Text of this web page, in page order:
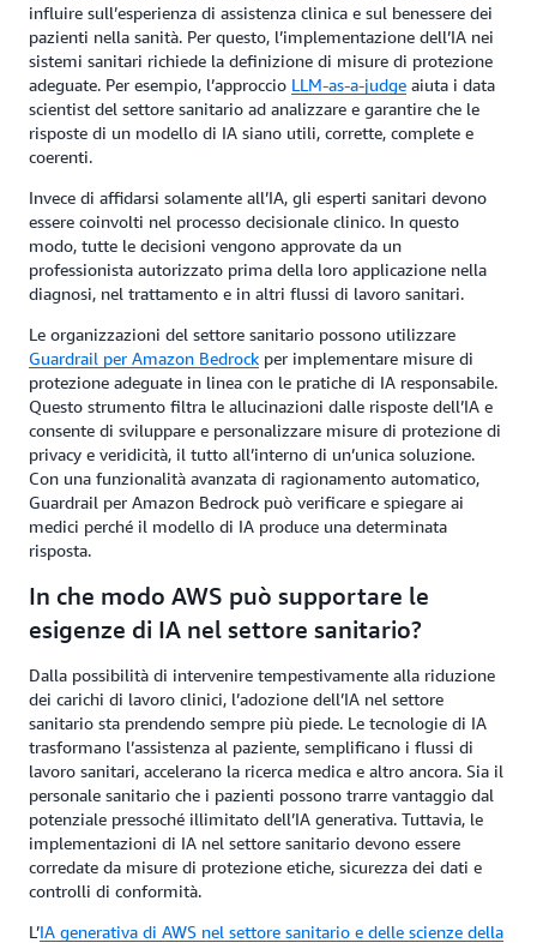
influire sull’esperienza di assistenza clinica e sul benessere dei
pazienti nella sanità. Per questo, l’implementazione dell’IA nei
sistemi sanitari richiede la definizione di misure di protezione
adeguate. Per esempio, l’approccio LLM-as-a-judge aiuta i data
scientist del settore sanitario ad analizzare e garantire che le
risposte di un modello di IA siano utili, corrette, complete e
coerenti.
Invece di affidarsi solamente all’IA, gli esperti sanitari devono
essere coinvolti nel processo decisionale clinico. In questo
modo, tutte le decisioni vengono approvate da un
professionista autorizzato prima della loro applicazione nella
diagnosi, nel trattamento e in altri flussi di lavoro sanitari.
Le organizzazioni del settore sanitario possono utilizzare
Guardrail per Amazon Bedrock per implementare misure di
protezione adeguate in linea con le pratiche di IA responsabile.
Questo strumento filtra le allucinazioni dalle risposte dell’IA e
consente di sviluppare e personalizzare misure di protezione di
privacy e veridicità, il tutto all’interno di un’unica soluzione.
Con una funzionalità avanzata di ragionamento automatico,
Guardrail per Amazon Bedrock può verificare e spiegare ai
medici perché il modello di IA produce una determinata
risposta.
In che modo AWS può supportare le
esigenze di IA nel settore sanitario?
Dalla possibilità di intervenire tempestivamente alla riduzione
dei carichi di lavoro clinici, l’adozione dell’IA nel settore
sanitario sta prendendo sempre più piede. Le tecnologie di IA
trasformano l’assistenza al paziente, semplificano i flussi di
lavoro sanitari, accelerano la ricerca medica e altro ancora. Sia il
personale sanitario che i pazienti possono trarre vantaggio dal
potenziale pressoché illimitato dell’IA generativa. Tuttavia, le
implementazioni di IA nel settore sanitario devono essere
corredate da misure di protezione etiche, sicurezza dei dati e
controlli di conformità.
L’IA generativa di AWS nel settore sanitario e delle scienze della